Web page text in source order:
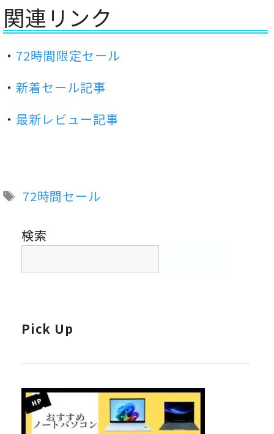
関連リンク
・ 72時間限定セール
・ 新着セール記事
・ 最新レビュー記事
タ
72時間セール
検索
Pick Up